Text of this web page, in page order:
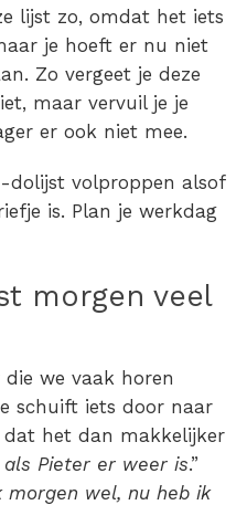
lijst zo, omdat het iets
je hoeft er nu niet
Zo vergeet je deze
maar vervuil je je
er ook niet mee.
dolijst volproppen alsof
is. Plan je werkdag
morgen veel
we vaak horen
schuift iets door naar
het dan makkelijker
als Pieter er weer is.”
wel, nu heb ik